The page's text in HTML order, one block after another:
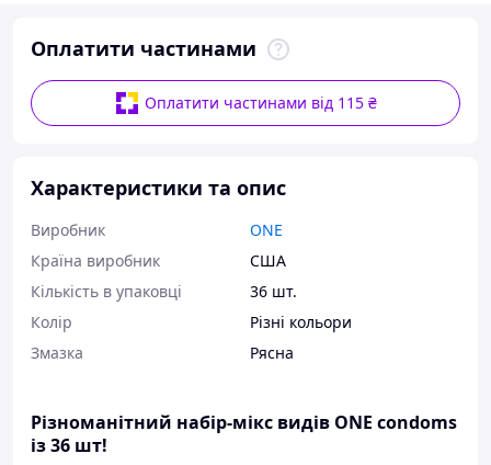
Оплатити частинами
Оплатити частинами від 115 ₴
Характеристики та опис
Виробник
ONE
Країна виробник
США
Кількість в упаковці
36 шт.
Колір
Різні кольори
Змазка
Рясна
Різноманітний набір-мікс видів ONE condoms
із 36 шт!